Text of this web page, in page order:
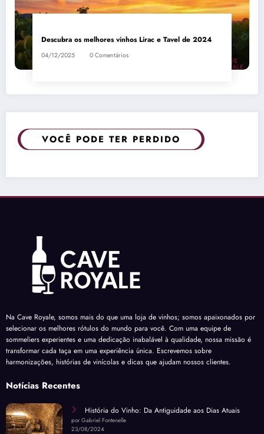
Descubra os melhores vinhos Lirac e Tavel de 2024
04/12/2025 0 Comentários
VOCÊ PODE TER PERDIDO
Na Cave Royale, somos mais do que uma loja de vinhos; somos apaixonados por
selecionar os melhores rótulos do mundo para você. Com uma equipe de
sommeliers experientes e uma dedicação inabalável à qualidade, nossa missão é
transformar cada taça em uma experiência única. Escrevemos sobre
harmonizações, histórias de vinícolas e dicas que ajudam nossos clientes.
Notícias Recentes
História do Vinho: Da Antiguidade aos Dias Atuais
por Gabriel Fontenelle
23/08/2024